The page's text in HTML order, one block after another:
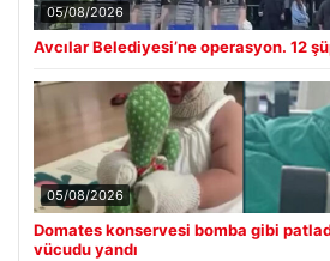
05/08/2026
Avcılar Belediyesi’ne operasyon. 12
05/08/2026
Domates konservesi bomba gibi
vücudu yandı